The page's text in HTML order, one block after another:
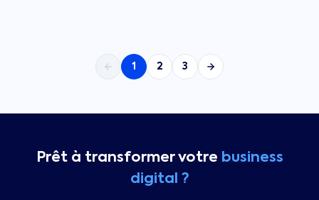
1 2 3
Prêt à transformer votre business
digital ?